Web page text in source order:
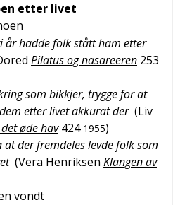
etter livet
år hadde folk stått ham etter
Pilatus og nasareeren 253
som bikkjer, trygge for at
etter livet akkurat der (Liv
øde hav 424 1955)
der fremdeles levde folk som
(Vera Henriksen Klangen av
vondt